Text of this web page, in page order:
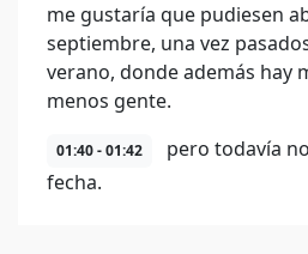
me gustaría que pudiesen
septiembre, una vez
verano, donde además hay
menos gente.
01:40 - 01:42
pero todavía
fecha.